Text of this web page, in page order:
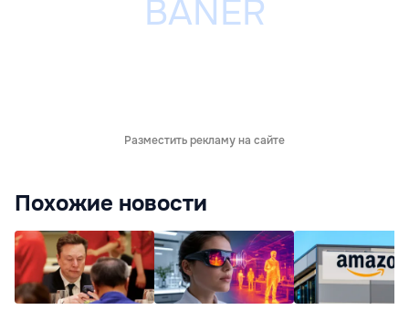
Разместить рекламу на сайте
Похожие новости